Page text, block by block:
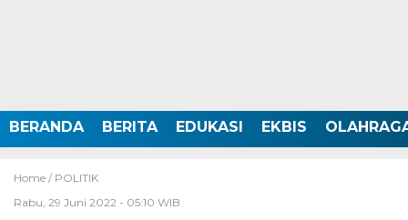
BERANDA BERITA EDUKASI EKBIS
Home / POLITIK
Rabu, 29 Juni 2022 - 05:10 WIB